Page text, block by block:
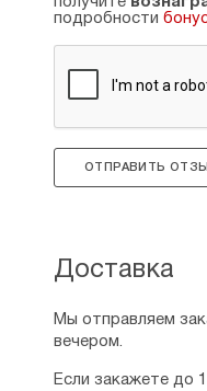
подробности
ОТПРАВИТЬ
пустую чайную
тоже никаких
моется от
нагревается,
допустим, на
15.07.2026
Купила коричневую
плотно прилегает.
Доставка
Мы отправляем
вечером.
Если закажете до